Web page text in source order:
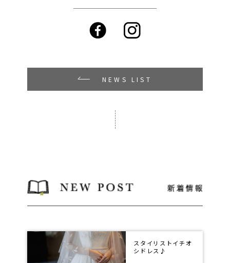
NEWS LIST
スタイリストイチオ
シドレス♪